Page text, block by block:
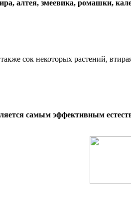
алтея, змеевика, ромашки,
сок некоторых растений,
самым эффективным